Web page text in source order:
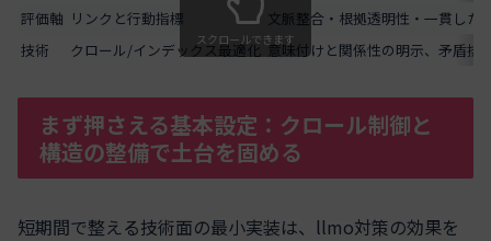
評価軸 リンクと行動指標
文脈整合・根拠透明性・一貫した
技術
クロール/インデックス最適化 意味付けと関係性の明示、矛盾排
スクロールできます
まず押さえる基本設定：クロール制御と
構造の整備で土台を固める
短期間で整える技術面の最小実装は、llmo対策の効果を